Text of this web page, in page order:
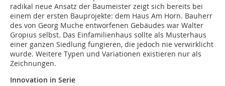
radikal neue Ansatz der Baumeister zeigt sich bereits bei
einem der ersten Bauprojekte: dem Haus Am Horn. Bauherr
des von Georg Muche entworfenen Gebäudes war Walter
Gropius selbst. Das Einfamilienhaus sollte als Musterhaus
einer ganzen Siedlung fungieren, die jedoch nie verwirklicht
wurde. Weitere Typen und Variationen existieren nur als
Zeichnungen.
Innovation in Serie